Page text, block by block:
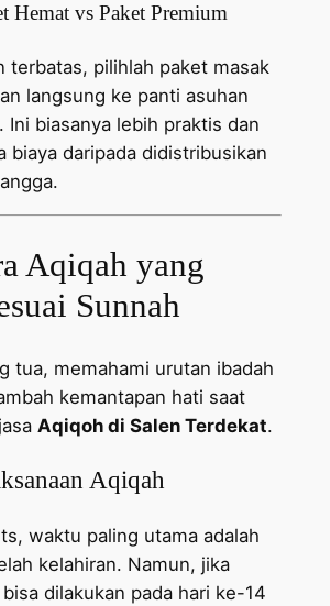
Hemat vs Paket Premium
terbatas, pilihlah paket masak
langsung ke panti asuhan
Ini biasanya lebih praktis dan
biaya daripada didistribusikan
Aqiqah yang
Sunnah
tua, memahami urutan ibadah
kemantapan hati saat
Aqiqoh di Salen Terdekat.
Aqiqah
waktu paling utama adalah
kelahiran. Namun, jika
dilakukan pada hari ke-14